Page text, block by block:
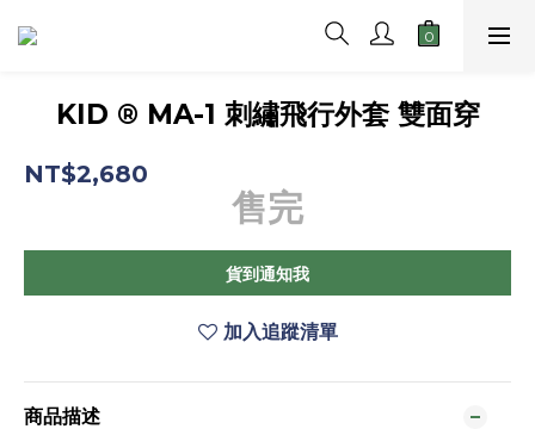
KID ® MA-1 刺繡飛行外套 雙面穿
NT$2,680
售完
貨到通知我
加入追蹤清單
商品描述